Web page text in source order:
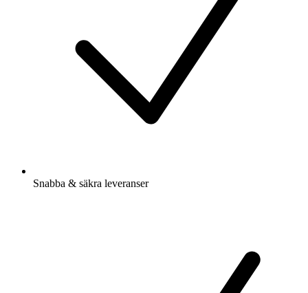
Snabba & säkra leveranser